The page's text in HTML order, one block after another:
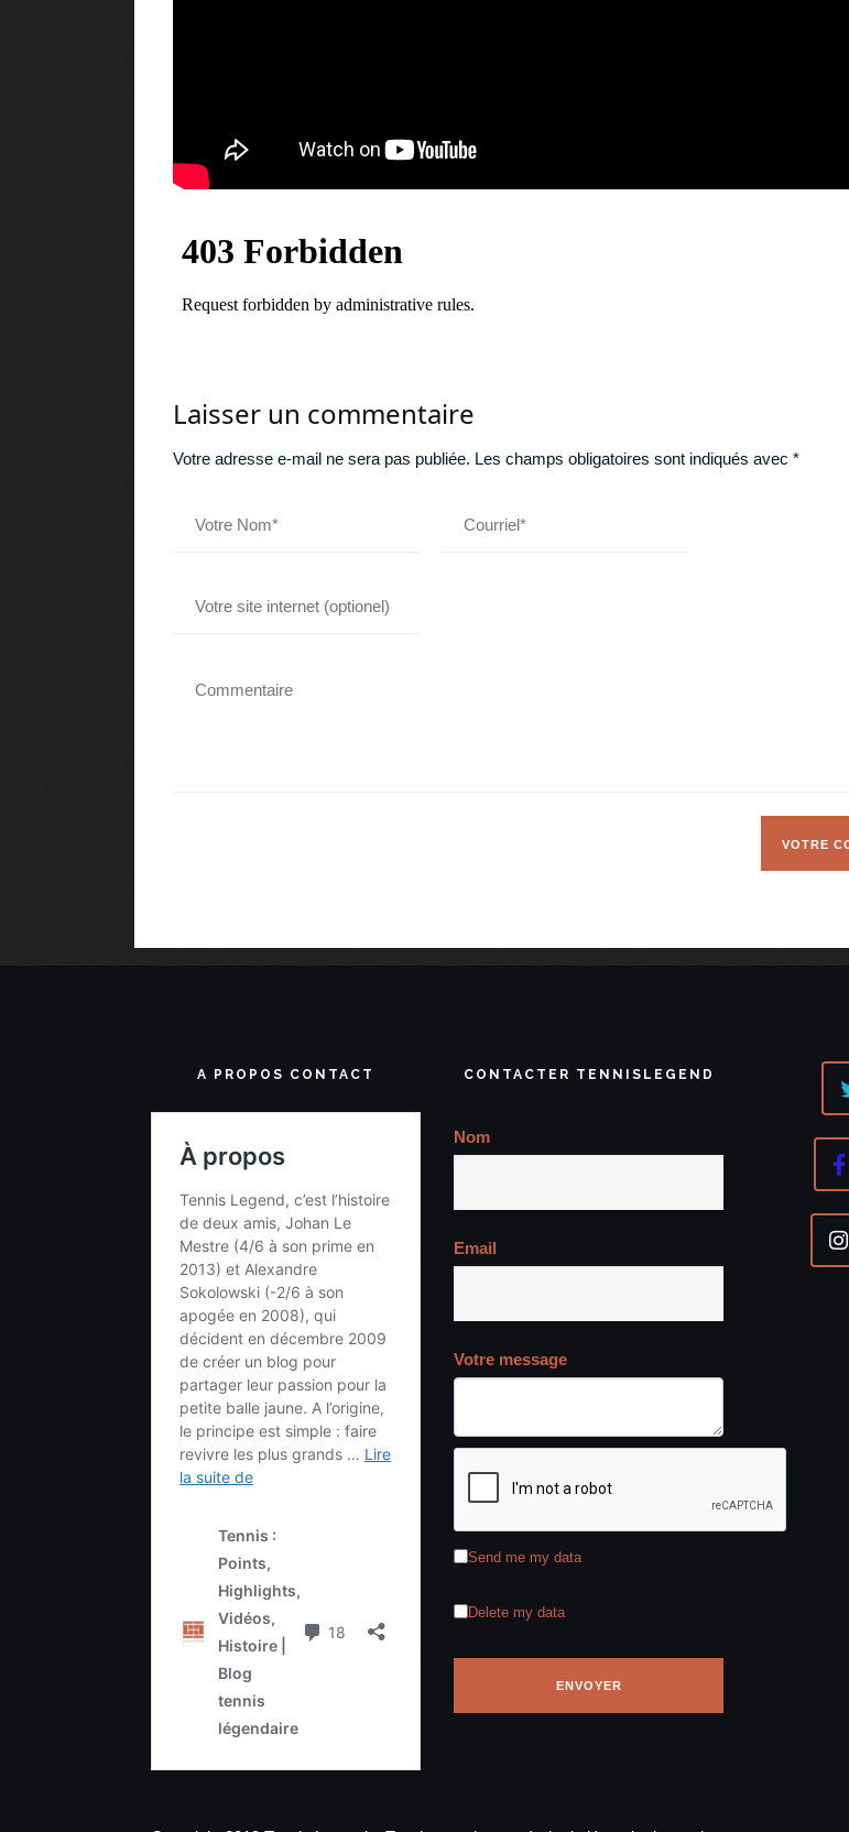
Laisser un commentaire
Votre adresse e-mail ne sera pas publiée. Les champs obligatoires sont indiqués avec *
A PROPOS CONTACT CONTACTER TENNISLEGEND
Nom
Email
Votre message
Send me my data
Delete my data